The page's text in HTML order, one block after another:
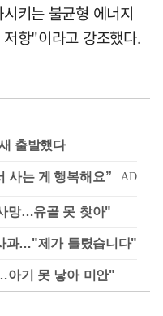
키는 불균형 에너지
항"이라고 강조했다.
출발했다
망…유골 못 찾아"
과…"제가 틀렸습니다"
아기 못 낳아 미안"